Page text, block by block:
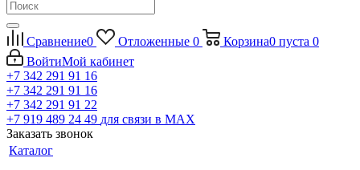
Сравнение0 Отложенные 0 Корзина0 пуста 0
ВойтиМой кабинет
+7 342 291 91 16
+7 342 291 91 16
+7 342 291 91 22
+7 919 489 24 49 для связи в МАХ
Заказать звонок
Каталог